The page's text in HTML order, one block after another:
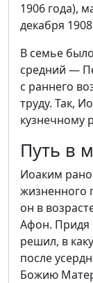
1906 года),
декабря
В семье
средний —
с раннего
труду. Так,
кузнечному
Путь в
Иоаким
жизненного
он в
Афон. Придя
решил, в
после
Божию